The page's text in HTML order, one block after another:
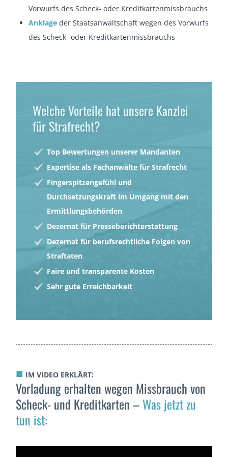
Vorwurfs des Scheck- oder Kreditkartenmissbrauchs
Anklage der Staatsanwaltschaft wegen des Vorwurfs
des Scheck- oder Kreditkartenmissbrauchs
Welche Vorteile hat unsere Kanzlei
für Strafrecht?
Top Bewertungen unserer Mandanten
Expertise als Fachanwälte für Strafrecht
Fingerspitzengefühl und
Durchsetzungskraft im Umgang mit den
Ermittlungsbehörden
Dezernat für Presseberichterstattung
Dezernat für berufsrechtliche Folgen von
Straftaten
Faire und transparente Kosten
Sehr gute Erreichbarkeit
■ IM VIDEO ERKLÄRT:
Vorladung erhalten wegen Missbrauch von
Scheck- und Kreditkarten –Was jetzt zu
tun ist: